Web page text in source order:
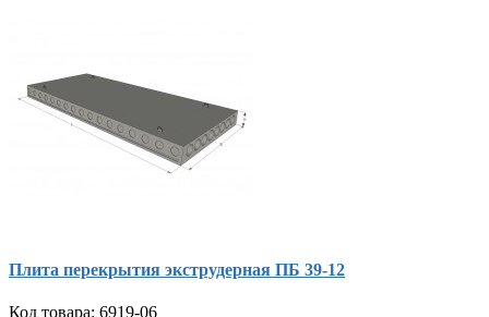
Плита перекрытия экструдерная ПБ 39-12
Код товара: 6919-06